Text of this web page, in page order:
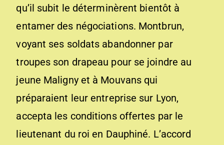
qu’il subit le déterminèrent bientôt à
entamer des négociations. Montbrun,
voyant ses soldats abandonner par
troupes son drapeau pour se joindre au
jeune Maligny et à Mouvans qui
préparaient leur entreprise sur Lyon,
accepta les conditions offertes par le
lieutenant du roi en Dauphiné. L’accord